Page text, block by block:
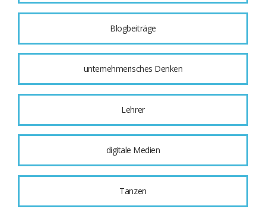
Blogbeiträge
unternehmerisches Denken
Lehrer
digitale Medien
Tanzen